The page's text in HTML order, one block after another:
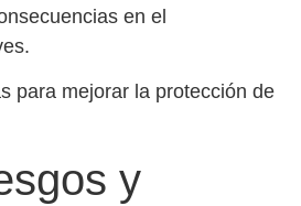
en el
para mejorar la protección de
y